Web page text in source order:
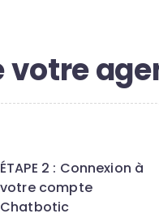
votre
ÉTAPE 2 : Connexion à
votre compte
Chatbotic